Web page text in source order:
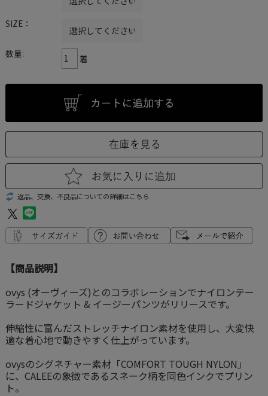
SIZE：
数量: 着
返品、交換、不良品についての詳細はこちら
【商品説明】
ovys (オーヴィーズ)とのコラボレーションでナイロンテー
ラードジャケット & イージーパンツがリリースです。
伸縮性に富んだストレッチナイロン素材を使用し、大変快
適な着心地で動きやすく仕上がっています。
ovysのシグネチャー素材「COMFORT TOUGH NYLON」
に、CALEEの象徴であるスネーク柄を同色インクでプリン
ト。